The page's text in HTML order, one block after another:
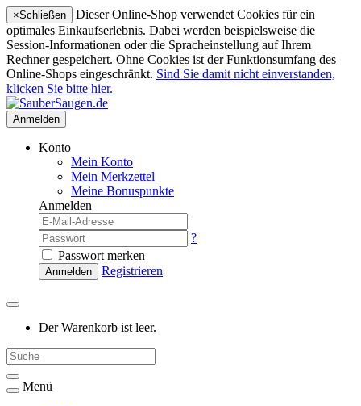
×Schließen
Dieser Online-Shop verwendet Cookies für ein
optimales Einkaufserlebnis. Dabei werden beispielsweise die
Session-Informationen oder die Spracheinstellung auf Ihrem
Rechner gespeichert. Ohne Cookies ist der Funktionsumfang des
Online-Shops eingeschränkt. Sind Sie damit nicht einverstanden,
klicken Sie bitte hier.
Anmelden
Konto
Mein Konto
Mein Merkzettel
Meine Bonuspunkte
Anmelden
?
Passwort merken
Anmelden Registrieren
Der Warenkorb ist leer.
Menü